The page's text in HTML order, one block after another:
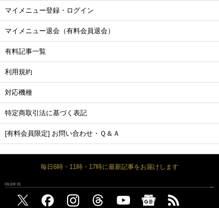
マイメニュー登録・ログイン
マイメニュー退会（有料会員退会）
有料記事一覧
利用規約
対応機種
特定商取引法に基づく表記
[有料会員限定] お問い合わせ・Ｑ＆Ａ
毎日6時・11時・17時に最新記事をお届けします
FOLLOW US